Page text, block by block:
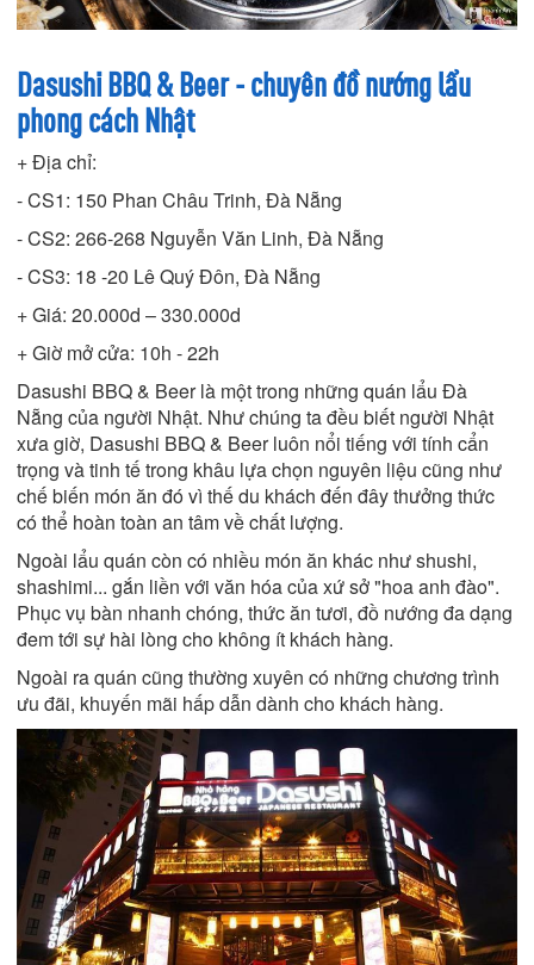
Dasushi BBQ & Beer - chuyên đồ nướng lẩu
phong cách Nhật
+ Địa chỉ:
- CS1: 150 Phan Châu Trinh, Đà Nẵng
- CS2: 266-268 Nguyễn Văn Linh, Đà Nẵng
- CS3: 18 -20 Lê Quý Đôn, Đà Nẵng
+ Giá: 20.000d – 330.000d
+ Giờ mở cửa: 10h - 22h
Dasushi BBQ & Beer là một trong những quán lẩu Đà
Nẵng của người Nhật. Như chúng ta đều biết người Nhật
xưa giờ, Dasushi BBQ & Beer luôn nổi tiếng với tính cẩn
trọng và tinh tế trong khâu lựa chọn nguyên liệu cũng như
chế biến món ăn đó vì thế du khách đến đây thưởng thức
có thể hoàn toàn an tâm về chất lượng.
Ngoài lẩu quán còn có nhiều món ăn khác như shushi,
shashimi... gắn liền với văn hóa của xứ sở "hoa anh đào".
Phục vụ bàn nhanh chóng, thức ăn tươi, đồ nướng đa dạng
đem tới sự hài lòng cho không ít khách hàng.
Ngoài ra quán cũng thường xuyên có những chương trình
ưu đãi, khuyến mãi hấp dẫn dành cho khách hàng.